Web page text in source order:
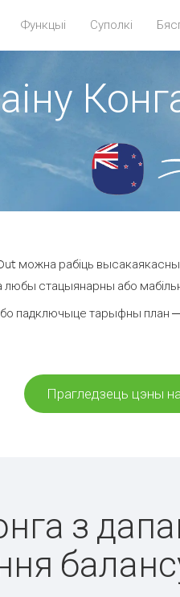
Функцыі Суполкі
можна рабіць
любы стацыянарны або
падключыце тарыфны план —
Прагледзець цэны на
з